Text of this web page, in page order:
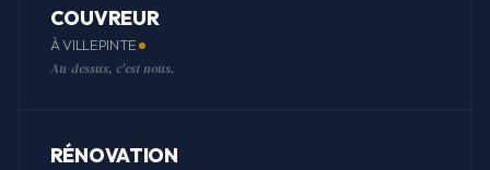
COUVREUR
À VILLEPINTE
Au-dessus, c'est nous.
RÉNOVATION